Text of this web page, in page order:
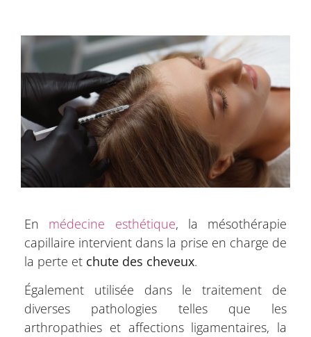
En médecine esthétique, la mésothérapie
capillaire intervient dans la prise en charge de
la perte et chute des cheveux.
Également utilisée dans le traitement de
diverses pathologies telles que les
arthropathies et affections ligamentaires, la